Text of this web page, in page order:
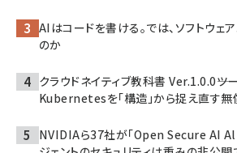
AIはコードを書ける。では、ソフトウェ
のか
クラウドネイティブ教科書 Ver.1.0.0――
Kubernetesを「構造」から捉え直す
NVIDIAら37社が「Open Secure AI